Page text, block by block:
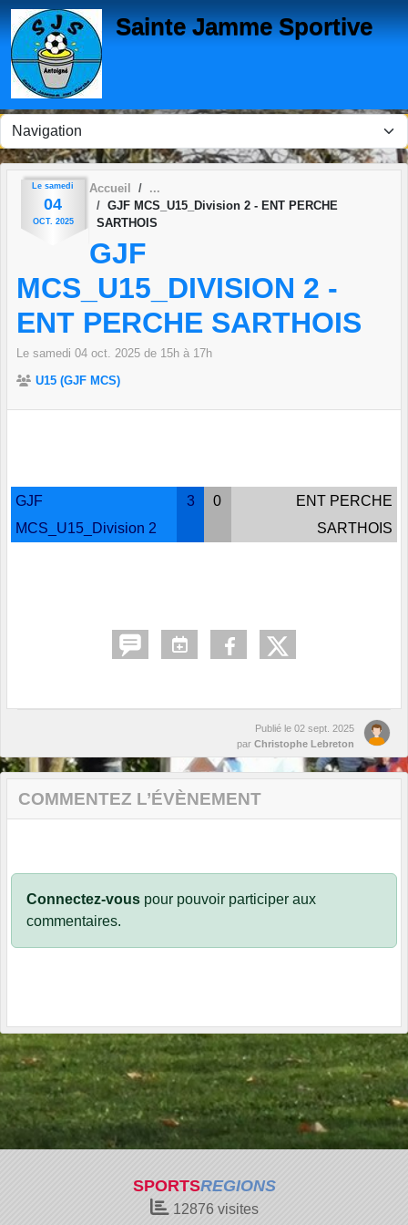
Sainte Jamme Sportive
Le samedi
04
OCT. 2025
Accueil
GJF MCS_U15_Division 2 - ENT PERCHE
SARTHOIS
GJF
MCS_U15_DIVISION 2 -
ENT PERCHE SARTHOIS
Le samedi 04 oct. 2025 de 15h à 17h
U15 (GJF MCS)
GJF
MCS_U15_Division 2
3 0
ENT PERCHE
SARTHOIS
Publié le 02 sept. 2025
par Christophe Lebreton
COMMENTEZ L’ÉVÈNEMENT
Connectez-vous pour pouvoir participer aux
commentaires.
SPORTSREGIONS
12876visites
Panneau de gestion des cookies